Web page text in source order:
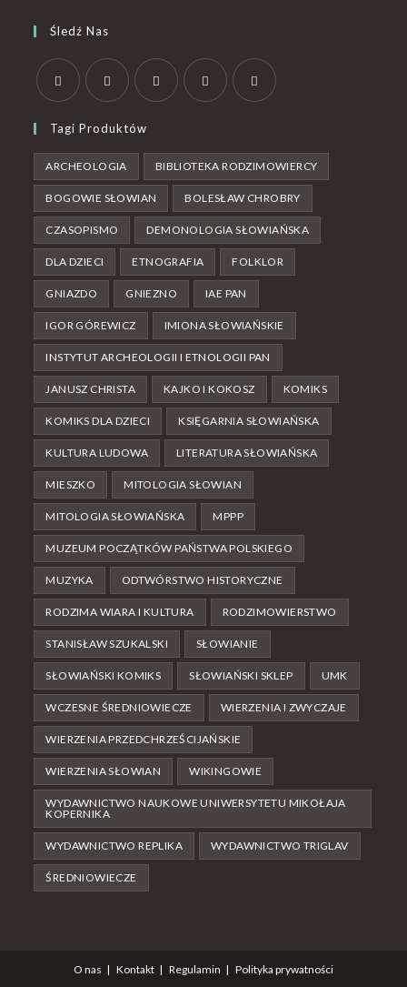
Śledź Nas
Tagi Produktów
ARCHEOLOGIA BIBLIOTEKA RODZIMOWIERCY
BOGOWIE SŁOWIAN BOLESŁAW CHROBRY
CZASOPISMO DEMONOLOGIA SŁOWIAŃSKA
DLA DZIECI ETNOGRAFIA FOLKLOR
GNIAZDO GNIEZNO IAE PAN
IGOR GÓREWICZ IMIONA SŁOWIAŃSKIE
INSTYTUT ARCHEOLOGII I ETNOLOGII PAN
JANUSZ CHRISTA KAJKO I KOKOSZ KOMIKS
KOMIKS DLA DZIECI KSIĘGARNIA SŁOWIAŃSKA
KULTURA LUDOWA LITERATURA SŁOWIAŃSKA
MIESZKO MITOLOGIA SŁOWIAN
MITOLOGIA SŁOWIAŃSKA MPPP
MUZEUM POCZĄTKÓW PAŃSTWA POLSKIEGO
MUZYKA ODTWÓRSTWO HISTORYCZNE
RODZIMA WIARA I KULTURA RODZIMOWIERSTWO
STANISŁAW SZUKALSKI SŁOWIANIE
SŁOWIAŃSKI KOMIKS SŁOWIAŃSKI SKLEP UMK
WCZESNE ŚREDNIOWIECZE WIERZENIA I ZWYCZAJE
WIERZENIA PRZEDCHRZEŚCIJAŃSKIE
WIERZENIA SŁOWIAN WIKINGOWIE
WYDAWNICTWO NAUKOWE UNIWERSYTETU MIKOŁAJA
KOPERNIKA
WYDAWNICTWO REPLIKA WYDAWNICTWO TRIGLAV
ŚREDNIOWIECZE
O nas Kontakt Regulamin Polityka prywatności